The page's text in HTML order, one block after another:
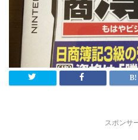
スポンサ